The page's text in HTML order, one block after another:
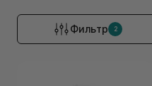
Фильтр 2